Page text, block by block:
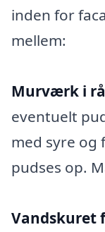
inden for
mellem:
Murværk i
eventuelt
med syre og
pudses op.
Vandskuret